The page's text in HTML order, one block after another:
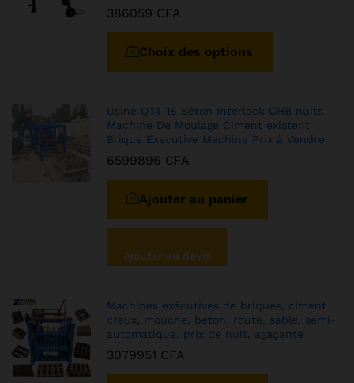
386059 CFA
Choix des options
Usine QT4-18 Béton Interlock CHB nuits
Machine De Moulage Ciment existent
Brique Executive Machine Prix à Vendre
6599896 CFA
Ajouter au panier
Ajouter au devis
Machines exécutives de briques, ciment
creux, mouche, béton, route, sable, semi-
automatique, prix de nuit, agaçante
3079951 CFA